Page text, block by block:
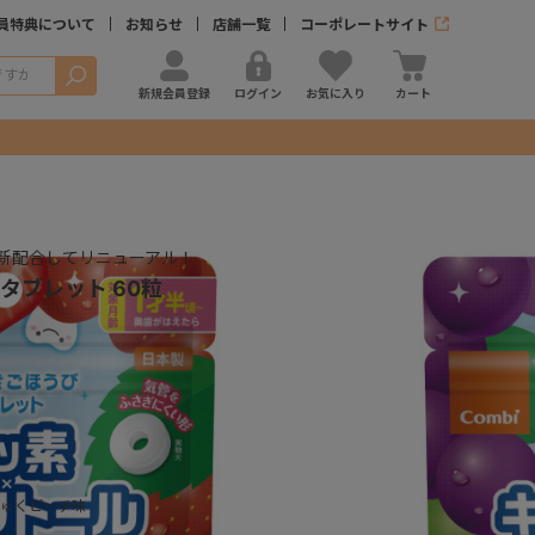
特典について お知らせ 店舗一覧 コーポレートサイト
検索
新規会員登録 ログイン お気に入り カート
配合してリニューアル！
ブレット 60粒
くピーチ味
録する